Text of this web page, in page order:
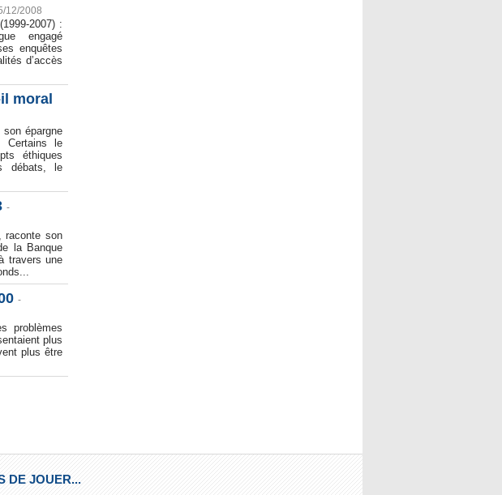
12/2008
2007) :
engagé
enquêtes
d’accès
moral
épargne
Certains le
éthiques
débats, le
-
raconte son
la Banque
travers une
-
problèmes
plus
plus être
DE JOUER...